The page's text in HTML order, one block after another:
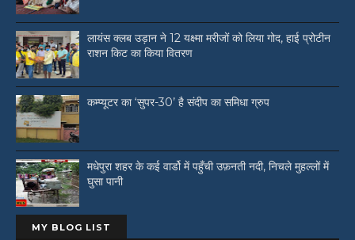
लायंस क्लब उड़ान ने 12 यक्ष्मा मरीजों को लिया गोद, हाई प्रोटीन
राशन किट का किया वितरण
कम्प्यूटर का ‘सुपर-30’ है संदीप का समिधा ग्रुप
मधेपुरा शहर के कई वार्डो में पहुँची उफ़नती नदी, निचले मुहल्लों में
घुसा पानी
MY BLOG LIST